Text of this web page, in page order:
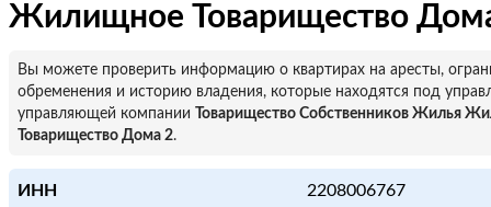
Жилищное Товарищество
Вы можете проверить информацию о квартирах на аресты,
обременения и историю владения, которые находятся под
управляющей компании
Товарищество Собственников Жилья
Товарищество Дома 2.
ИНН
2208006767